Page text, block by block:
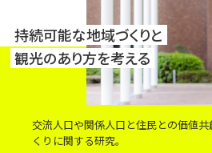
持続可能な地域づくりと
観光のあり方を考える
交流人口や関係人口と住民との価値
くりに関する研究。